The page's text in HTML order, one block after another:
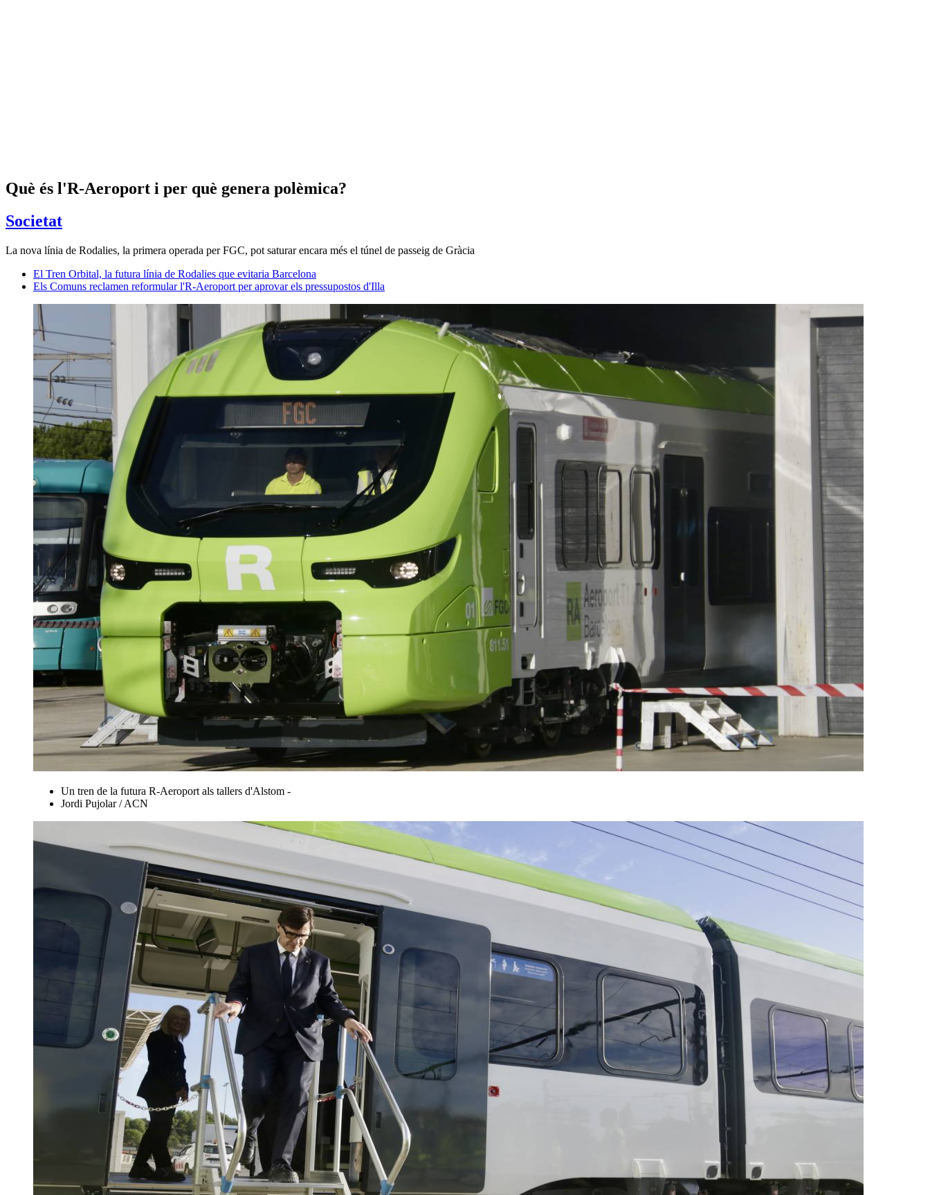
Què és l'R-Aeroport i per què genera polèmica?
Societat
La nova línia de Rodalies, la primera operada per FGC, pot saturar encara més el túnel de passeig de Gràcia
El Tren Orbital, la futura línia de Rodalies que evitaria Barcelona
Els Comuns reclamen reformular l'R-Aeroport per aprovar els pressupostos d'Illa
Un tren de la futura R-Aeroport als tallers d'Alstom -
Jordi Pujolar / ACN